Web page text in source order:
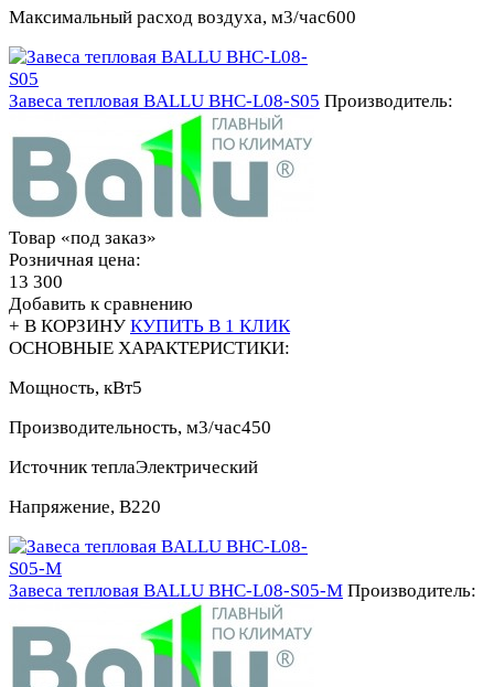
Максимальный расход воздуха, м3/час600
Завеса тепловая BALLU BHC-L08-S05 Производитель:
Товар «под заказ»
Розничная цена:
13 300
Добавить к сравнению
+ В КОРЗИНУ КУПИТЬ В 1 КЛИК
ОСНОВНЫЕ ХАРАКТЕРИСТИКИ:
Мощность, кВт5
Производительность, м3/час450
Источник теплаЭлектрический
Напряжение, В220
Завеса тепловая BALLU BHC-L08-S05-M Производитель: